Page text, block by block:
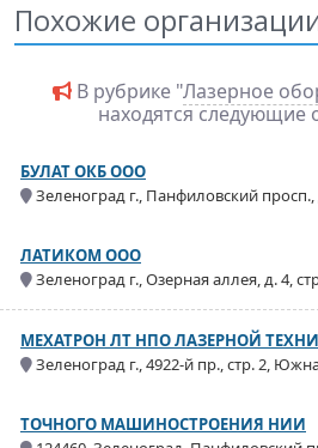
Похожие
В рубрике "Лазерное
находятся следующие
БУЛАТ ОКБ ООО
Зеленоград г., Панфиловский просп.,
ЛАТИКОМ ООО
Зеленоград г., Озерная аллея, д. 4,
МЕХАТРОН ЛТ НПО ЛАЗЕРНОЙ
Зеленоград г., 4922-й пр., стр. 2,
ТОЧНОГО МАШИНОСТРОЕНИЯ НИИ